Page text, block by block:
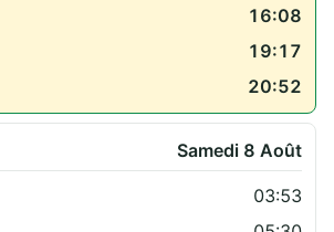
16:08
19:17
20:52
Samedi 8 Août
03:53